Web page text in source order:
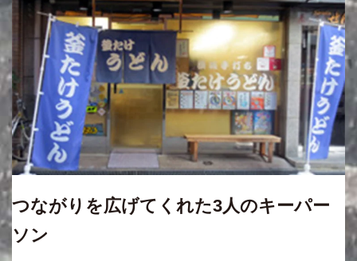
つながりを広げてくれた3人のキーパー
ソン